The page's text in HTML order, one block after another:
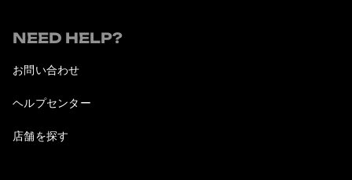
NEED HELP?
お問い合わせ
ヘルプセンター
店舗を探す